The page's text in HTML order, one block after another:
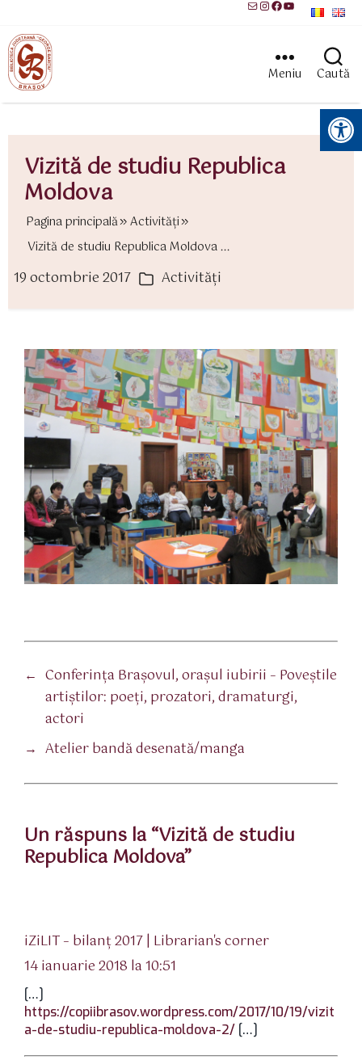
MailInstagram
Facebook
YouTube
Meniu Caută
Instrumente pentru accesibilitate
Vizită de studiu Republica
Moldova
Pagina principală
Activităţi
Vizită de studiu Republica Moldova ...
19 octombrie 2017 Categorii
Activităţi
← Conferinţa Braşovul, oraşul iubirii – Poveştile
artiştilor: poeţi, prozatori, dramaturgi,
actori
→ Atelier bandă desenată/manga
Un răspuns la “Vizită de studiu
Republica Moldova”
iZiLIT – bilanț 2017 | Librarian's cornerspune:
14 ianuarie 2018 la 10:51
[…]
https://copiibrasov.wordpress.com/2017/10/19/vizit
a-de-studiu-republica-moldova-2/ […]